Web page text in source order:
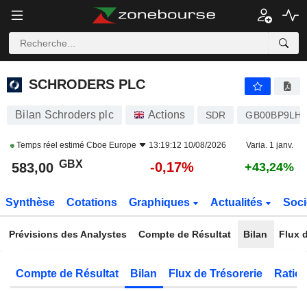
SCHRODERS PLC
SCHRODERS PLC
Bilan Schroders plc Actions SDR
Temps réel estimé Cboe Europe 13:19:12 10/08/2026 Varia. 1 janv.
583,00 GBX -0,17% +43,24%
Synthèse Cotations Graphiques Actualités
Prévisions des Analystes Compte de Résultat Bilan Flux
Compte de Résultat Bilan Flux de Trésorerie